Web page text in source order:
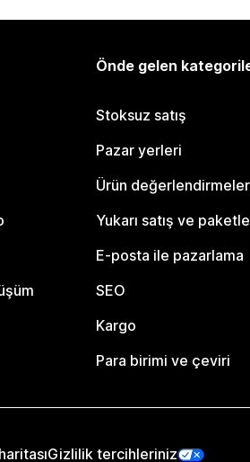
Önde gelen
Stoksuz satış
Pazar yerleri
Ürün
Yukarı satış ve
E-posta ile pazarlama
SEO
Kargo
Para birimi ve çeviri
Gizlilik tercihleriniz